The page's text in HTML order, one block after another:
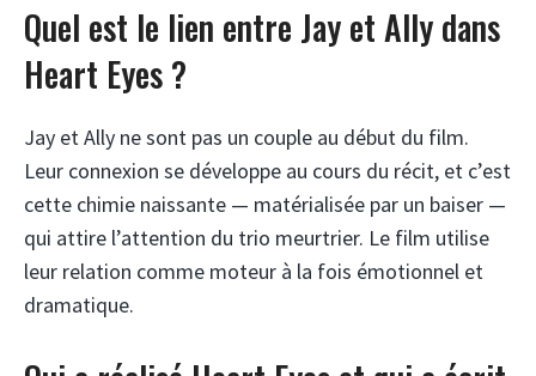
Quel est le lien entre Jay et Ally dans
Heart Eyes ?
Jay et Ally ne sont pas un couple au début du film.
Leur connexion se développe au cours du récit, et c’est
cette chimie naissante — matérialisée par un baiser —
qui attire l’attention du trio meurtrier. Le film utilise
leur relation comme moteur à la fois émotionnel et
dramatique.